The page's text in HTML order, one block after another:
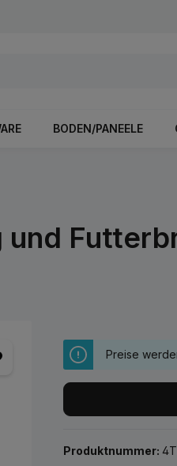
BODEN/PANEELE
und
Preise
Produktnummer: